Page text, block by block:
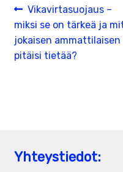
Artikkelien
selaus
Edellinen
artikkeli
Vikavirtasuojaus –
miksi se on tärkeä ja
jokaisen ammattilaisen
pitäisi tietää?
Yhteystiedot: